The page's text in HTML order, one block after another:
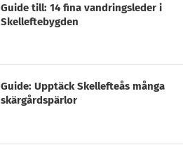
Guide till: 14 fina vandringsleder i
Skelleftebygden
Guide: Upptäck Skellefteås många
skärgårdspärlor